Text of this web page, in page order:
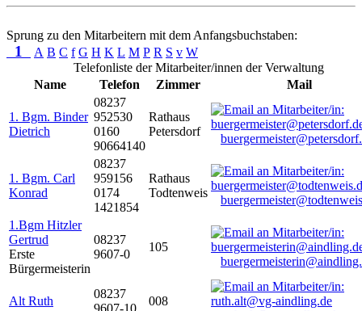
Sprung zu den Mitarbeitern mit dem Anfangsbuchstaben:
1 A B C f G H K L M P R S v W
Telefonliste der Mitarbeiter/innen der Verwaltung
Name
Telefon Zimmer Mail
1. Bgm. Binder
Dietrich
08237
952530
0160
90664140
Rathaus
Petersdorf
1. Bgm. Carl
Konrad
08237
959156
0174
1421854
Rathaus
Todtenweis
1.Bgm Hitzler
Gertrud
Erste
Bürgermeisterin
08237
9607-0
105
Alt Ruth
08237
008